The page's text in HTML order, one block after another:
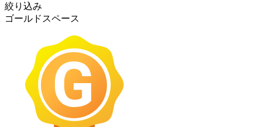
絞り込み
ゴールドスペース